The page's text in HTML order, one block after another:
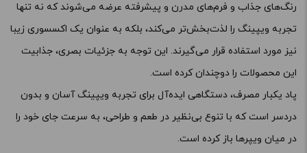
رنگ‌های جذاب و فرم‌های مدرن و پیشرفته عرضه می‌شوند که نه تنها
تجربه ویپینگ را لذت‌بخش‌تر می‌کند، بلکه به عنوان یک اکسسوری زیبا
نیز مورد استفاده قرار می‌گیرند. این توجه به جزئیات بصری، جذابیت
این محصولات را دوچندان کرده است.
پاد یکبار مصرف، دستگاهی ایده‌آل برای تجربه ویپینگ آسان و بدون
دردسر است که با تنوع بی‌نظیر در طعم و طراحی، به سرعت جای خود را
در میان ویپرها باز کرده است.